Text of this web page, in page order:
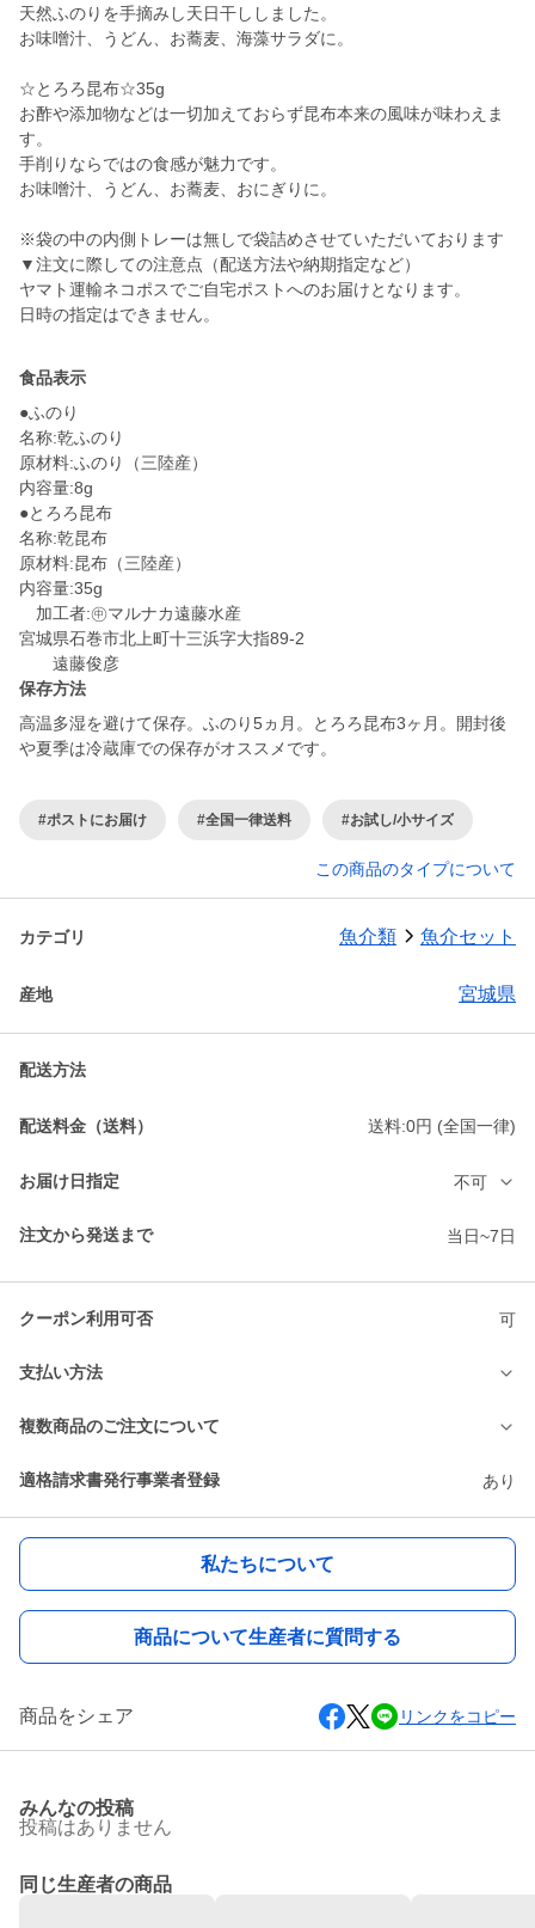
天然ふのりを手摘みし天日干ししました。
お味噌汁、うどん、お蕎麦、海藻サラダに。
☆とろろ昆布☆35g
お酢や添加物などは一切加えておらず昆布本来の風味が味わえま
す。
手削りならではの食感が魅力です。
お味噌汁、うどん、お蕎麦、おにぎりに。
※袋の中の内側トレーは無しで袋詰めさせていただいております
▼注文に際しての注意点（配送方法や納期指定など）
ヤマト運輸ネコポスでご自宅ポストへのお届けとなります。
食品表示
●ふのり
名称:乾ふのり
原材料:ふのり（三陸産）
内容量:8g
●とろろ昆布
名称:乾昆布
原材料:昆布（三陸産）
内容量:35g
加工者:㊥マルナカ遠藤水産
宮城県石巻市北上町十三浜字大指89-2
保存方法
高温多湿を避けて保存。ふのり5ヵ月。とろろ昆布3ヶ月。開封後
や夏季は冷蔵庫での保存がオススメです。
#ポストにお届け #全国一律送料 #お試し/小サイズ
この商品のタイプについて
カテゴリ 魚介類 魚介セット
産地 宮城県
配送方法
配送料金（送料） 送料:0円 (全国一律)
お届け日指定 不可
注文から発送まで 当日~7日
クーポン利用可否 可
支払い方法
複数商品のご注文について
適格請求書発行事業者登録 あり
私たちについて
商品について生産者に質問する
商品をシェア リンクをコピー
みんなの投稿
投稿はありません
同じ生産者の商品